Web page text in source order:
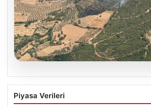
Muğla Yatağan’da orman
Piyasa Verileri